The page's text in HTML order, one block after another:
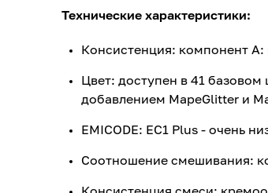
Технические характеристики:
Консистенция: компонент А:
Цвет: доступен в 41 базовом
добавлением MapeGlitter и
EMICODE: EC1 Plus - очень
Соотношение смешивания: